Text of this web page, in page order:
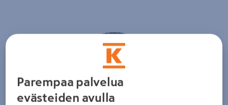
Parempaa palvelua
evästeiden avulla